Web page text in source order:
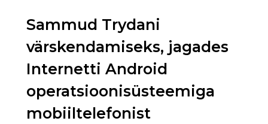
Sammud Trydani
värskendamiseks, jagades
Internetti Android
operatsioonisüsteemiga
mobiiltelefonist